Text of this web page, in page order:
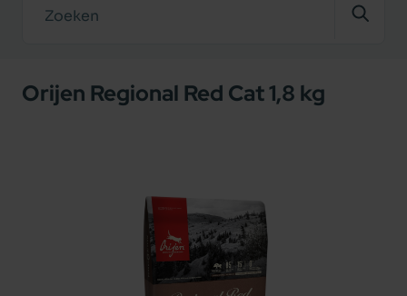
Orijen Regional Red Cat 1,8 kg